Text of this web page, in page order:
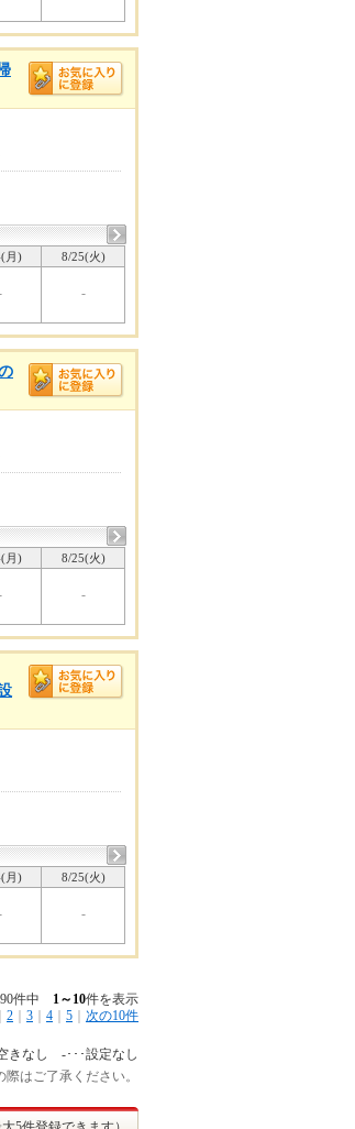
月) 8/25(火)
-
月) 8/25(火)
-
月) 8/25(火)
-
件中 1～10件を表示
2 3 4 5 次の10件
きなし -･･･設定なし
はご了承ください。